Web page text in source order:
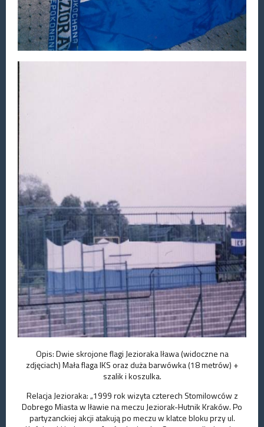
Opis: Dwie skrojone flagi Jezioraka Iława (widoczne na
zdjęciach) Mała flaga IKS oraz duża barwówka (18 metrów) +
szalik i koszulka.
Relacja Jezioraka: „1999 rok wizyta czterech Stomilowców z
Dobrego Miasta w Iławie na meczu Jeziorak-Hutnik Kraków. Po
partyzanckiej akcji atakują po meczu w klatce bloku przy ul.